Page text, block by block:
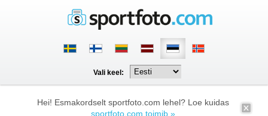
Vali keel:
Hei! Esmakordselt sportfoto.com lehel? Loe kuidas
sportfoto.com toimib »